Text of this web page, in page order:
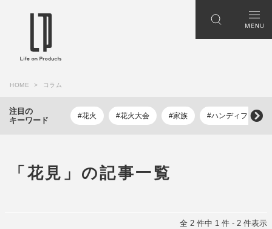
HOME コラム
注目の
キーワード
#花火 #花火大会 #家族 #ハンディファン
「花見」の記事一覧
全 2 件中 1 件 - 2 件表示